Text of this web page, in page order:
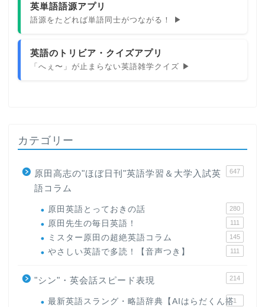
英単語語源アプリ
語源をたどれば単語同士がつながる！ ▶
英語のトリビア・クイズアプリ
「へぇ〜」が止まらない英語雑学クイズ ▶
カテゴリー
原田高志の"ほぼ日刊"英語学習＆大学入試英
語コラム
647
原田英語とっておきの話 280
原田先生の毎日英語！ 111
ミスター原田の超絶英語コラム 145
やさしい英語で多読！【音声つき】 111
"シン"・英会話スピード表現 214
最新英語スラング・略語辞典【AIはらだくん搭1